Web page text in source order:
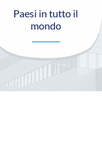
Paesi in tutto il
mondo